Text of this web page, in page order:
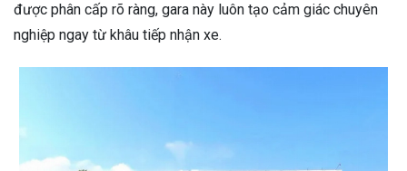
được phân cấp rõ ràng, gara này luôn tạo cảm giác chuyên
nghiệp ngay từ khâu tiếp nhận xe.